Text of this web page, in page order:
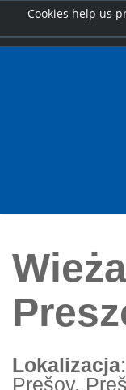
Cookies help us
Wieża
Lokalizacja
Prešov,